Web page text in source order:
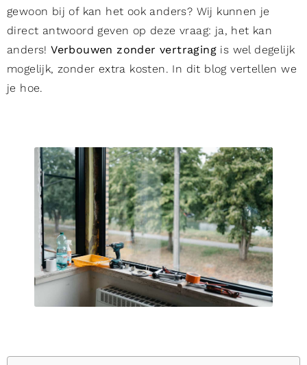
gewoon bij of kan het ook anders? Wij kunnen je
direct antwoord geven op deze vraag: ja, het kan
anders!Verbouwen zonder vertraging is wel degelijk
mogelijk, zonder extra kosten. In dit blog vertellen we
je hoe.